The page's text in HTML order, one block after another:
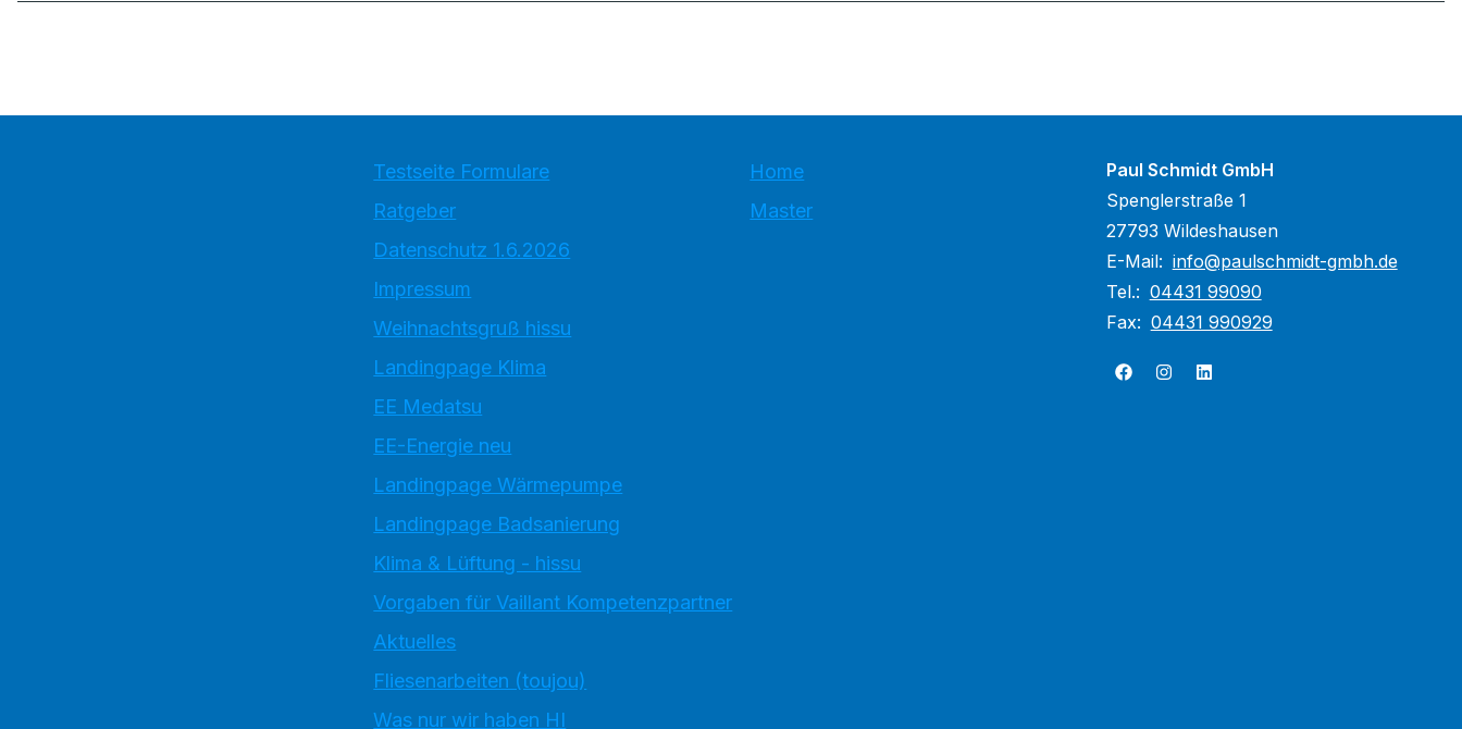
Testseite Formulare
Ratgeber
Datenschutz 1.6.2026
Impressum
Weihnachtsgruß hissu
Landingpage Klima
EE Medatsu
EE-Energie neu
Landingpage Wärmepumpe
Landingpage Badsanierung
Klima & Lüftung - hissu
Vorgaben für Vaillant Kompetenzpartner
Aktuelles
Fliesenarbeiten (toujou)
Was nur wir haben HI
Home
Master
Paul Schmidt GmbH
Spenglerstraße 1
27793 Wildeshausen
E-Mail: info@paulschmidt-gmbh.de
Tel.: 04431 99090
Fax: 04431 990929